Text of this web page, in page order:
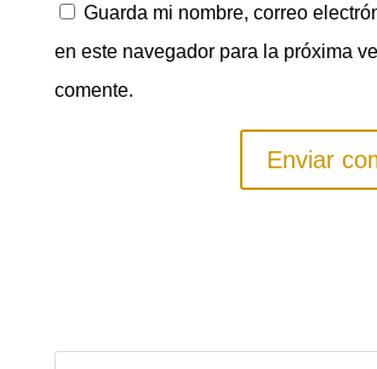
Guarda mi nombre, correo
en este navegador para la próxima
comente.